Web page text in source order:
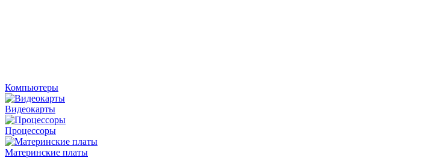
Компьютеры
Видеокарты
Процессоры
Материнские платы